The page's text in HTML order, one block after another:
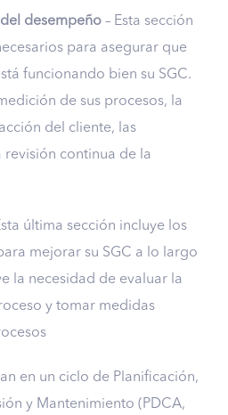
desempeño – Esta sección
para asegurar que
funcionando bien su SGC.
de sus procesos, la
del cliente, las
revisión continua de la
última sección incluye los
mejorar su SGC a lo largo
la necesidad de evaluar la
y tomar medidas
en un ciclo de Planificación,
y Mantenimiento (PDCA,